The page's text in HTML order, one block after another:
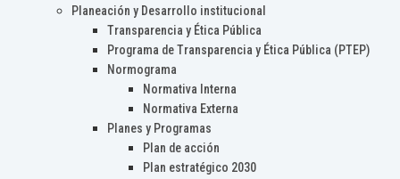
Planeación y Desarrollo institucional
Transparencia y Ética Pública
Programa de Transparencia y Ética Pública (PTEP)
Normograma
Normativa Interna
Normativa Externa
Planes y Programas
Plan de acción
Plan estratégico 2030